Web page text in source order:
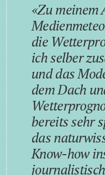
Zu meinem
die
ich selber
und das
dem Dach
bereits sehr
das
Know-how